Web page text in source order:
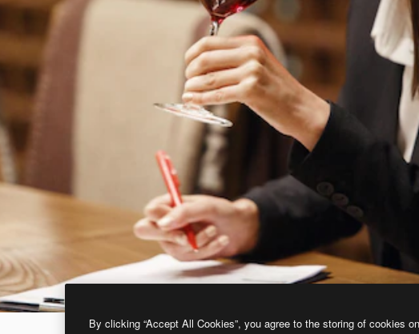
By clicking “Accept All Cookies”, you agree to the storing of cookies